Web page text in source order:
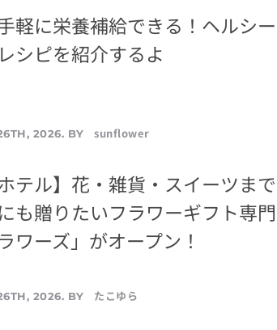
軽に栄養補給できる！ヘルシ
シピを紹介するよ
2026. BY
sunflower
テル】花・雑貨・スイーツま
も贈りたいフラワーギフト専
ワーズ」がオープン！
2026. BY
たこゆら